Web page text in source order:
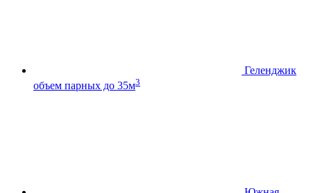
Геленджик
объем парных до 35м3